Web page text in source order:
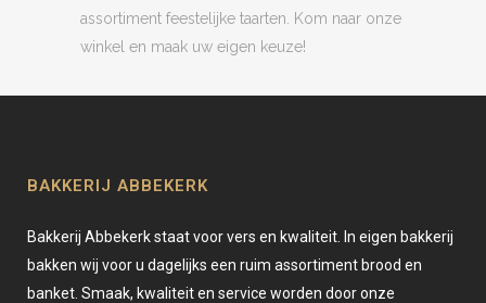
assortiment feestelijke taarten. Kom naar onze
winkel en maak uw eigen keuze!
BAKKERIJ ABBEKERK
Bakkerij Abbekerk staat voor vers en kwaliteit. In eigen bakkerij
bakken wij voor u dagelijks een ruim assortiment brood en
banket. Smaak, kwaliteit en service worden door onze